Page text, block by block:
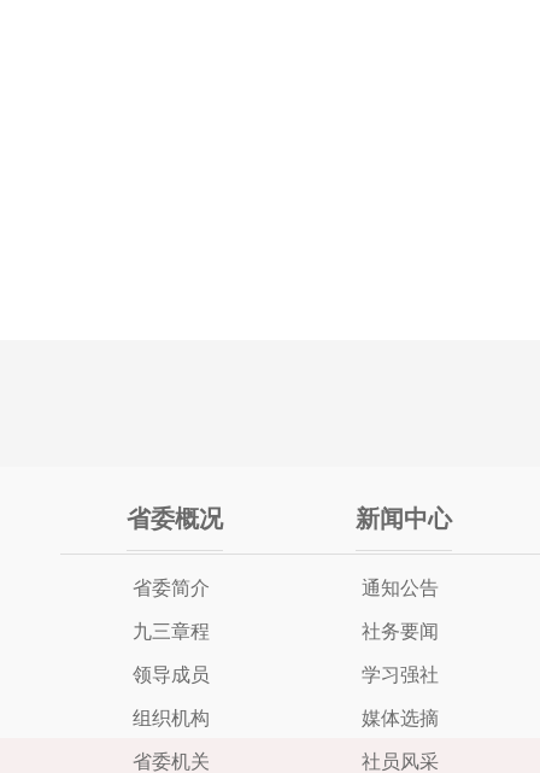
省委概况
省委简介
九三章程
领导成员
组织机构
省委机关
新闻中心
通知公告
社务要闻
学习强社
媒体选摘
社员风采